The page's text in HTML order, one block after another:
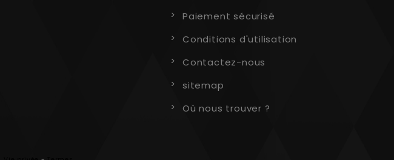
Paiement sécurisé
Conditions d'utilisation
Contactez-nous
sitemap
Où nous trouver ?